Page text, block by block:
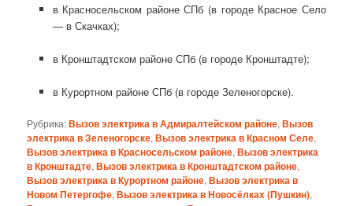
в Красносельском районе СПб (в городе Красное Село
— в Скачках);
в Кронштадтском районе СПб (в городе Кронштадте);
в Курортном районе СПб (в городе Зеленогорске).
Рубрика:Вызов электрика в Адмиралтейском районе,Вызов
электрика в Зеленогорске,Вызов электрика в Красном Селе,
Вызов электрика в Красносельском районе,Вызов электрика
в Кронштадте,Вызов электрика в Кронштадтском районе,
Вызов электрика в Курортном районе,Вызов электрика в
Новом Петергофе,Вызов электрика в Новосёлках (Пушкин),